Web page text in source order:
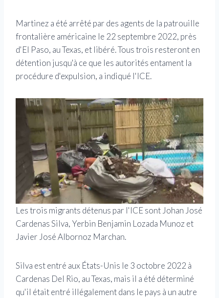
Martinez a été arrêté par des agents de la patrouille
frontalière américaine le 22 septembre 2022, près
d'El Paso, au Texas, et libéré. Tous trois resteront en
détention jusqu'à ce que les autorités entament la
procédure d'expulsion, a indiqué l'ICE.
Les trois migrants détenus par l'ICE sont Johan José
Cardenas Silva, Yerbin Benjamin Lozada Munoz et
Javier José Albornoz Marchan.
Silva est entré aux États-Unis le 3 octobre 2022 à
Cardenas Del Rio, au Texas, mais il a été déterminé
qu'il était entré illégalement dans le pays à un autre